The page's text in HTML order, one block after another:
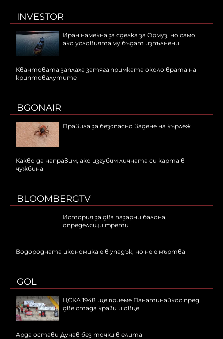
INVESTOR
Иран намекна за сделка за Ормуз, но само
ако условията му бъдат изпълнени
Квантовата заплаха затяга примката около врата на
криптовалутите
BGONAIR
Правила за безопасно вадене на кърлеж
Какво да направим, ако изгубим личната си карта в
чужбина
BLOOMBERGTV
История за два пазарни балона,
определящи трети
Водородната икономика е в упадък, но не е мъртва
GOL
ЦСКА 1948 ще приеме Панатинайкос пред
две стада крави и овце
Арда остави Дунав без точки в елита